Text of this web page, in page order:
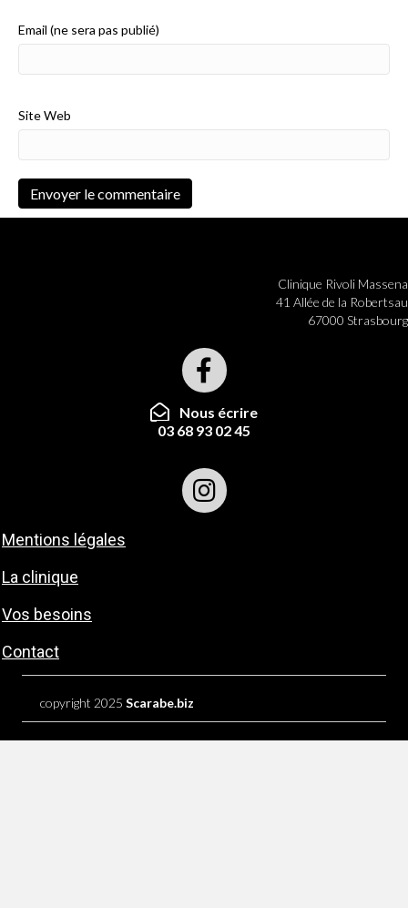
Email (ne sera pas publié)
Site Web
Clinique Rivoli Massena
41 Allée de la Robertsau
67000 Strasbourg
Nous écrire
03 68 93 02 45
Mentions légales
La clinique
Vos besoins
Contact
copyright 2025 Scarabe.biz